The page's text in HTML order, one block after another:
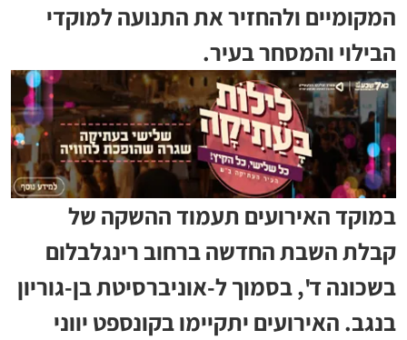
המקומיים ולהחזיר את התנועה למוקדי
הבילוי והמסחר בעיר.
במוקד האירועים תעמוד ההשקה של
קבלת השבת החדשה ברחוב רינגלבלום
בשכונה ד', בסמוך ל-אוניברסיטת בן-גוריון
בנגב. האירועים יתקיימו בקונספט יווני